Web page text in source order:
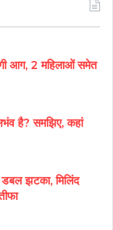
आग, 2 महिलाओं समेत
है? समझिए, कहां
झटका, मिलिंद